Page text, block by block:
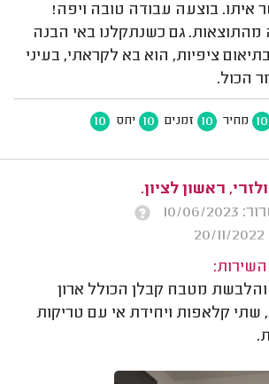
איתו. בוצעה עבודה טובה ויפה!
מהתוצאות. גם כשנתקלנו באי הבנה
ציפיות, הוא בא לקראתי, בעיני
הכול.
10 מחיר 10 זמנים 10 יחס 10
ראשון לציון.
06/2023
השירות:
והלבשת מטבח קבלן הכולל ארון
שתי קלאפות ויחידת אי עם טריקות